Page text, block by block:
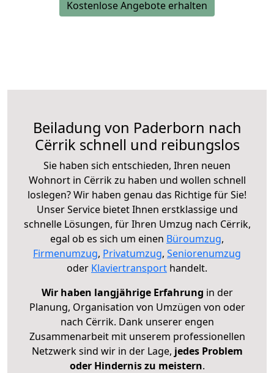
Kostenlose Angebote erhalten
Beiladung von Paderborn nach
Cërrik schnell und reibungslos
Sie haben sich entschieden, Ihren neuen
Wohnort in Cërrik zu haben und wollen schnell
loslegen? Wir haben genau das Richtige für Sie!
Unser Service bietet Ihnen erstklassige und
schnelle Lösungen, für Ihren Umzug nach Cërrik,
egal ob es sich um einen Büroumzug,
Firmenumzug, Privatumzug, Seniorenumzug
oder Klaviertransport handelt.
Wir haben langjährige Erfahrung in der
Planung, Organisation von Umzügen von oder
nach Cërrik. Dank unserer engen
Zusammenarbeit mit unserem professionellen
Netzwerk sind wir in der Lage, jedes Problem
oder Hindernis zu meistern.